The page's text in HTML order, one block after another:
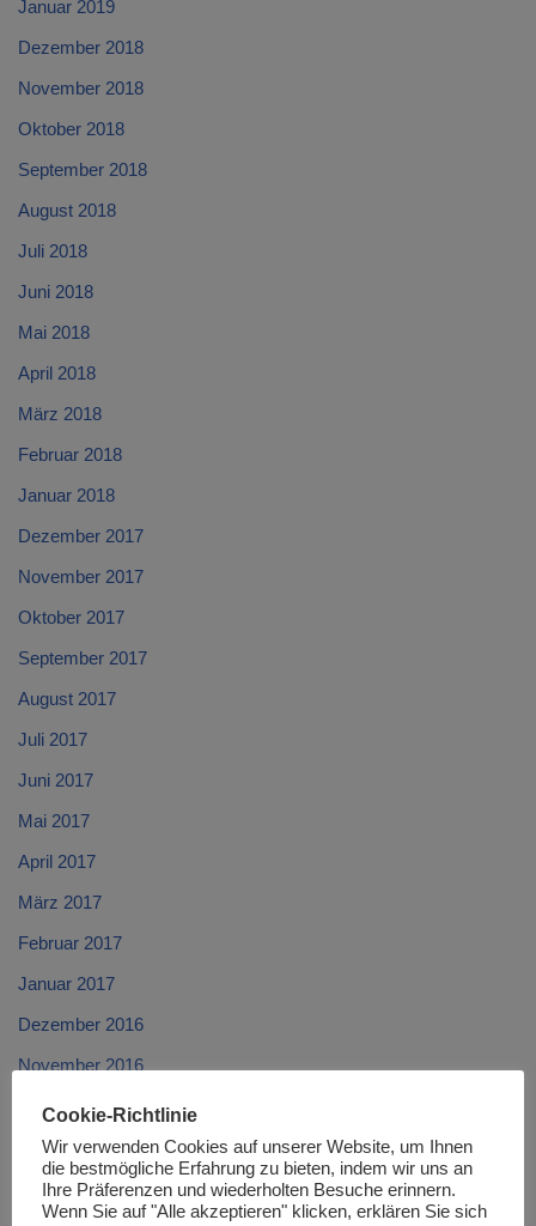
Januar 2019
Dezember 2018
November 2018
Oktober 2018
September 2018
August 2018
Juli 2018
Juni 2018
Mai 2018
April 2018
März 2018
Februar 2018
Januar 2018
Dezember 2017
November 2017
Oktober 2017
September 2017
August 2017
Juli 2017
Juni 2017
Mai 2017
April 2017
März 2017
Februar 2017
Januar 2017
Dezember 2016
November 2016
Oktober 2016
September 2016
August 2016
Cookie-Richtlinie
Wir verwenden Cookies auf unserer Website, um Ihnen
die bestmögliche Erfahrung zu bieten, indem wir uns an
Ihre Präferenzen und wiederholten Besuche erinnern.
Wenn Sie auf "Alle akzeptieren" klicken, erklären Sie sich